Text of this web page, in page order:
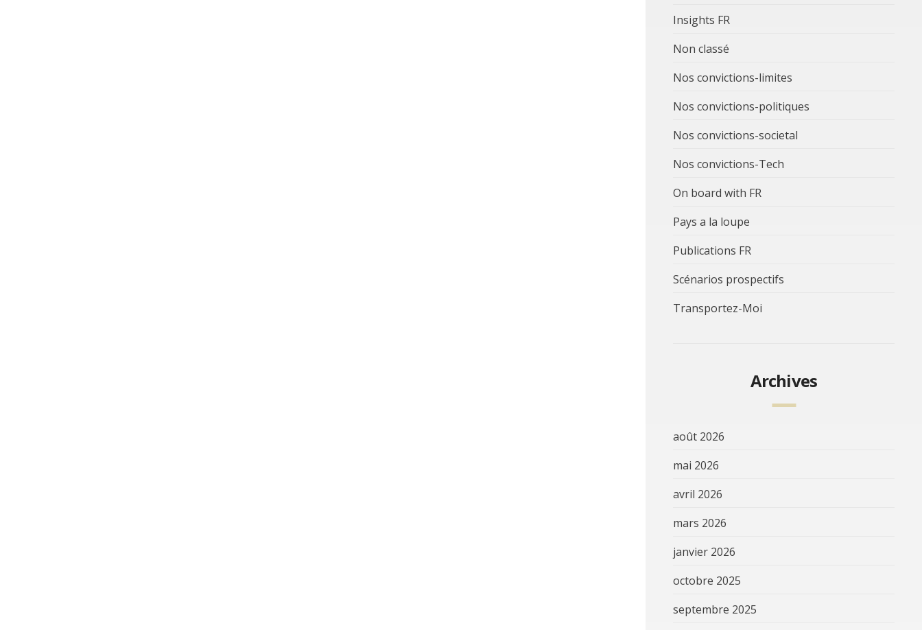
Insights FR
Non classé
Nos convictions-limites
Nos convictions-politiques
Nos convictions-societal
Nos convictions-Tech
On board with FR
Pays a la loupe
Publications FR
Scénarios prospectifs
Transportez-Moi
Archives
août 2026
mai 2026
avril 2026
mars 2026
janvier 2026
octobre 2025
septembre 2025